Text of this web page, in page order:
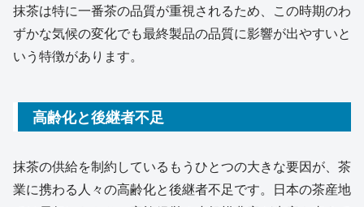
抹茶は特に一番茶の品質が重視されるため、この時期のわ
ずかな気候の変化でも最終製品の品質に影響が出やすいと
いう特徴があります。
高齢化と後継者不足
抹茶の供給を制約しているもうひとつの大きな要因が、茶
業に携わる人々の高齢化と後継者不足です。日本の茶産地